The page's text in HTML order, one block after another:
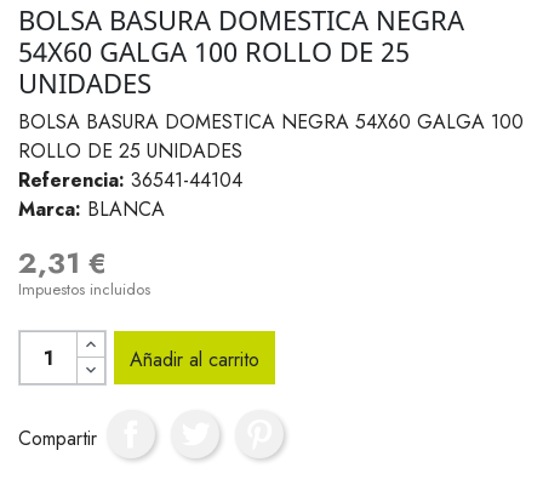
BOLSA BASURA DOMESTICA NEGRA
54X60 GALGA 100 ROLLO DE 25
UNIDADES
BOLSA BASURA DOMESTICA NEGRA 54X60 GALGA 100
ROLLO DE 25 UNIDADES
Referencia: 36541-44104
Marca: BLANCA
2,31 €
Impuestos incluidos
Añadir al carrito
Compartir